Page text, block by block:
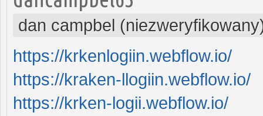
dan campbel
https://krkenlogiin.webflow.io/
https://kraken-llogiin.webflow.io/
https://krken-logii.webflow.io/